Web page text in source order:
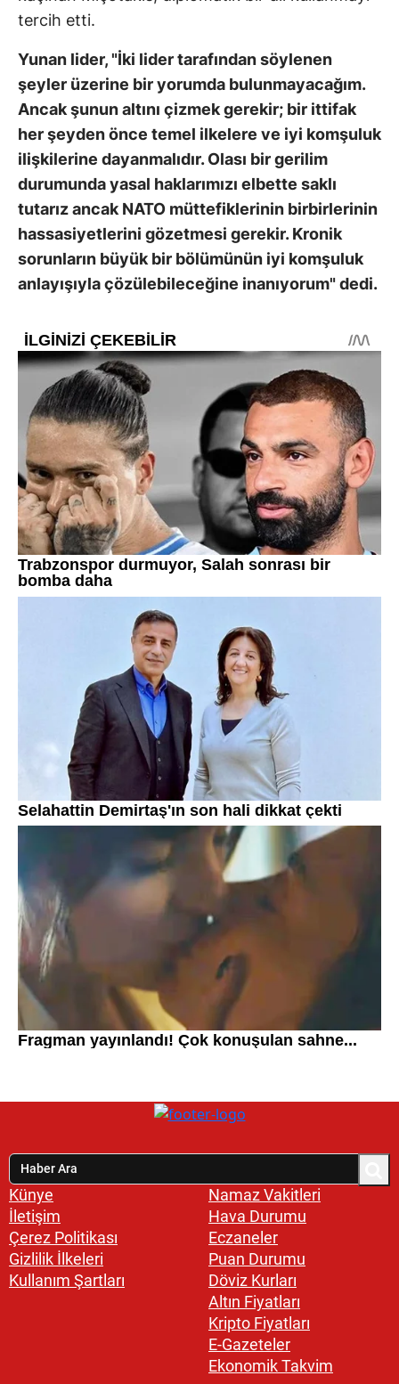
tercih etti.
Yunan lider, "İki lider tarafından söylenen
şeyler üzerine bir yorumda bulunmayacağım.
Ancak şunun altını çizmek gerekir; bir ittifak
her şeyden önce temel ilkelere ve iyi komşuluk
ilişkilerine dayanmalıdır. Olası bir gerilim
durumunda yasal haklarımızı elbette saklı
tutarız ancak NATO müttefiklerinin birbirlerinin
hassasiyetlerini gözetmesi gerekir. Kronik
sorunların büyük bir bölümünün iyi komşuluk
anlayışıyla çözülebileceğine inanıyorum" dedi.
Künye
İletişim
Çerez Politikası
Gizlilik İlkeleri
Kullanım Şartları
Namaz Vakitleri
Hava Durumu
Eczaneler
Puan Durumu
Döviz Kurları
Altın Fiyatları
Kripto Fiyatları
E-Gazeteler
Ekonomik Takvim